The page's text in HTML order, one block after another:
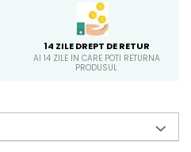
14 ZILE DREPT DE RETUR
AI 14 ZILE IN CARE POTI RETURNA
PRODUSUL